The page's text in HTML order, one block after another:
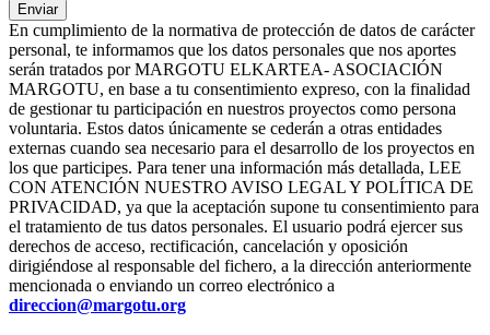
Enviar
En cumplimiento de la normativa de protección de datos de carácter
personal, te informamos que los datos personales que nos aportes
serán tratados por MARGOTU ELKARTEA- ASOCIACIÓN
MARGOTU, en base a tu consentimiento expreso, con la finalidad
de gestionar tu participación en nuestros proyectos como persona
voluntaria. Estos datos únicamente se cederán a otras entidades
externas cuando sea necesario para el desarrollo de los proyectos en
los que participes. Para tener una información más detallada, LEE
CON ATENCIÓN NUESTRO AVISO LEGAL Y POLÍTICA DE
PRIVACIDAD, ya que la aceptación supone tu consentimiento para
el tratamiento de tus datos personales. El usuario podrá ejercer sus
derechos de acceso, rectificación, cancelación y oposición
dirigiéndose al responsable del fichero, a la dirección anteriormente
mencionada o enviando un correo electrónico a
direccion@margotu.org